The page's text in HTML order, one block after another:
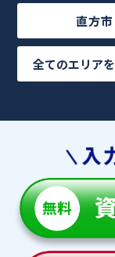
直方市
全てのエリア